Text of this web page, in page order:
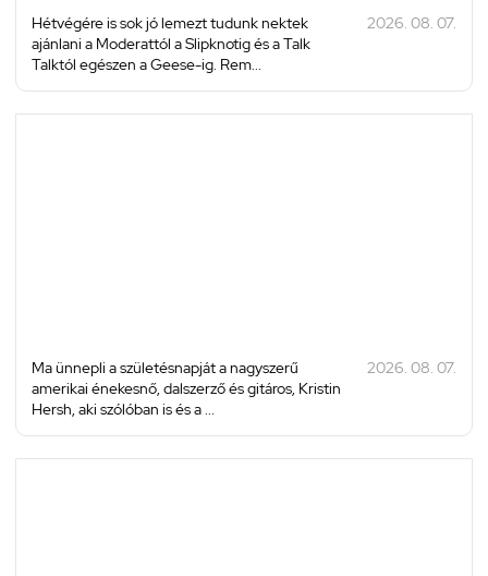
Hétvégére is sok jó lemezt tudunk nektek
ajánlani a Moderattól a Slipknotig és a Talk
Talktól egészen a Geese-ig. Rem...
2026. 08. 07.
Ma ünnepli a születésnapját a nagyszerű
amerikai énekesnő, dalszerző és gitáros, Kristin
Hersh, aki szólóban is és a ...
2026. 08. 07.